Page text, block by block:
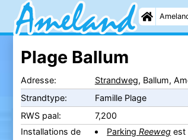
Plage Ballum
Adresse: Strandweg, Ballum,
Strandtype:
Famille Plage
RWS paal:
7,200
Installations de
ParkingReeweg est